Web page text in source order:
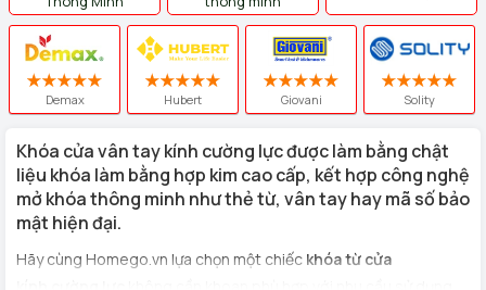
Demax Hubert Giovani Solity
Khóa cửa vân tay kính cường lực được làm bằng chật
liệu khóa làm bằng hợp kim cao cấp, kết hợp công nghệ
mở khóa thông minh như thẻ từ, vân tay hay mã số bảo
mật hiện đại.
Hãy cùng Homego.vn lựa chọn một chiếc khóa từ cửa